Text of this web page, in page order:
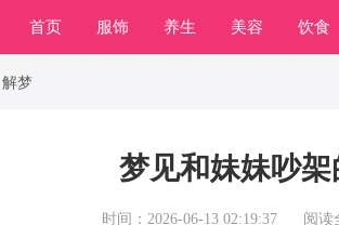
首页 服饰 养生 美容 饮食
职场
解梦
梦见和妹妹吵
时间：2026-06-13 02:19:37 阅读